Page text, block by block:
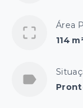
Área
114